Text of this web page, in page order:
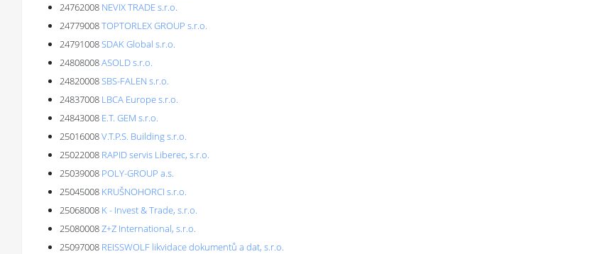
24762008 NEVIX TRADE s.r.o.
24779008TOPTORLEX GROUP s.r.o.
24791008SDAK Global s.r.o.
24808008ASOLD s.r.o.
24820008SBS-FALEN s.r.o.
24837008 LBCA Europe s.r.o.
24843008 E.T. GEM s.r.o.
25016008V.T.P.S. Building s.r.o.
25022008 RAPID servis Liberec, s.r.o.
25039008 POLY-GROUP a.s.
25045008 KRUŠNOHORCI s.r.o.
25068008 K - Invest & Trade, s.r.o.
25080008Z+Z International, s.r.o.
25097008 REISSWOLF likvidace dokumentů a dat, s.r.o.